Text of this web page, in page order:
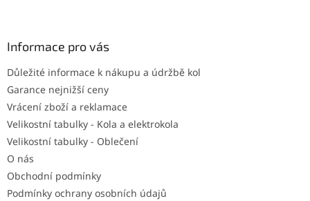
Informace pro vás
Důležité informace k nákupu a údržbě kol
Garance nejnižší ceny
Vrácení zboží a reklamace
Velikostní tabulky - Kola a elektrokola
Velikostní tabulky - Oblečení
O nás
Obchodní podmínky
Podmínky ochrany osobních údajů